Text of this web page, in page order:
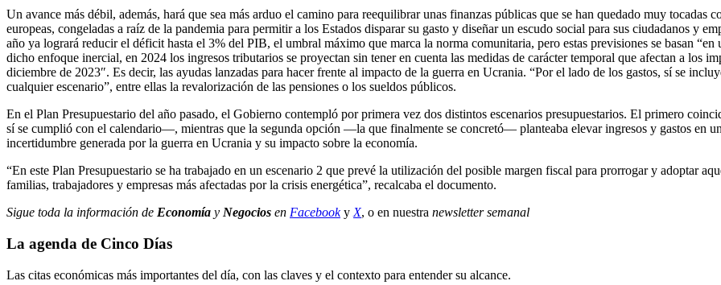
Un avance más débil, además, hará que sea más arduo el camino para reequilibrar unas finanzas públicas que se han quedado muy
europeas, congeladas a raíz de la pandemia para permitir a los Estados disparar su gasto y diseñar un escudo social para sus ciudadanos y
año ya logrará reducir el déficit hasta el 3% del PIB, el umbral máximo que marca la norma comunitaria, pero estas previsiones se basan
dicho enfoque inercial, en 2024 los ingresos tributarios se proyectan sin tener en cuenta las medidas de carácter temporal que afectan a los
diciembre de 2023″. Es decir, las ayudas lanzadas para hacer frente al impacto de la guerra en Ucrania. “Por el lado de los gastos, sí se
cualquier escenario”, entre ellas la revalorización de las pensiones o los sueldos públicos.
En el Plan Presupuestario del año pasado, el Gobierno contempló por primera vez dos distintos escenarios presupuestarios. El primero
sí se cumplió con el calendario—, mientras que la segunda opción —la que finalmente se concretó— planteaba elevar ingresos y gastos en
incertidumbre generada por la guerra en Ucrania y su impacto sobre la economía.
“En este Plan Presupuestario se ha trabajado en un escenario 2 que prevé la utilización del posible margen fiscal para prorrogar y adoptar
familias, trabajadores y empresas más afectadas por la crisis energética”, recalcaba el documento.
Sigue toda la información de Economía y Negocios en Facebooky X, o en nuestra newsletter semanal
La agenda de Cinco Días
Las citas económicas más importantes del día, con las claves y el contexto para entender su alcance.